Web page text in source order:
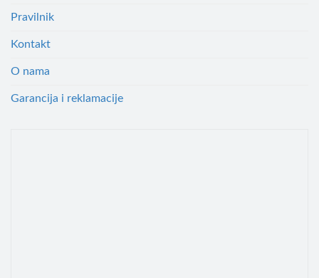
Pravilnik
Kontakt
O nama
Garancija i reklamacije